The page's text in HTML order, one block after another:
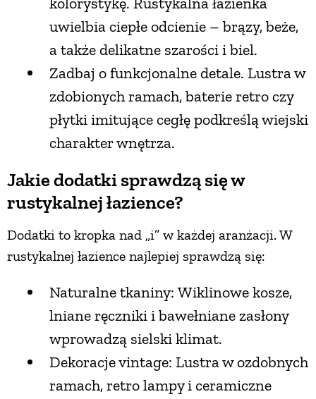
uwielbia ciepłe odcienie – brązy, beże,
a także delikatne szarości i biel.
Zadbaj o funkcjonalne detale. Lustra w
zdobionych ramach, baterie retro czy
płytki imitujące cegłę podkreślą wiejski
charakter wnętrza.
Jakie dodatki sprawdzą się w
rustykalnej łazience?
Dodatki to kropka nad „i” w każdej aranżacji. W
rustykalnej łazience najlepiej sprawdzą się:
Naturalne tkaniny: Wiklinowe kosze,
lniane ręczniki i bawełniane zasłony
wprowadzą sielski klimat.
Dekoracje vintage: Lustra w ozdobnych
ramach, retro lampy i ceramiczne